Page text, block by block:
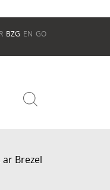
BZG EN GO
Brezel